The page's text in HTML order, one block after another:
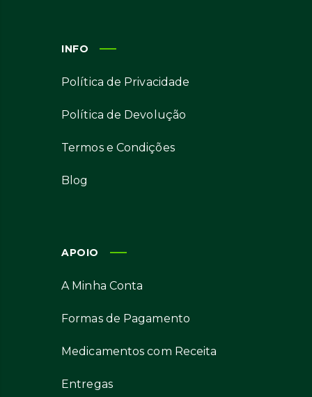
INFO
Política de Privacidade
Política de Devolução
Termos e Condições
Blog
APOIO
A Minha Conta
Formas de Pagamento
Medicamentos com Receita
Entregas